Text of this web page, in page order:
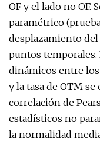
OF y el lado no OF.
paramétrico
desplazamiento
puntos temporales.
dinámicos entre
y la tasa de OTM
correlación de
estadísticos no
la normalidad